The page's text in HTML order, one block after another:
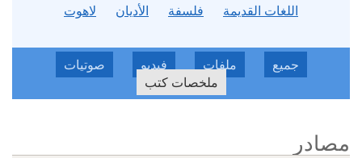
اللغات القديمة فلسفة الأديان لاهوت
جميع ملفات فيديو
صوتيات
ملخصات كتب
مصادر